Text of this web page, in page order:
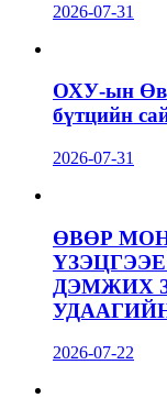
2026-07-31
ОХУ-ын
бүтцийн
2026-07-31
ӨВӨР
ДЭМЖИХ
2026-07-22